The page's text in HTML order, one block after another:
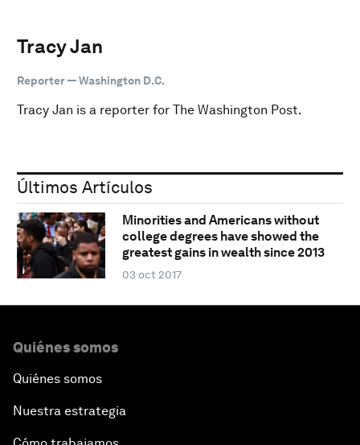
Tracy Jan
Reporter — Washington D.C.
Tracy Jan is a reporter for The Washington Post.
Últimos Artículos
Minorities and Americans without
college degrees have showed the
greatest gains in wealth since 2013
03 oct 2017
Quiénes somos
Quiénes somos
Nuestra estrategia